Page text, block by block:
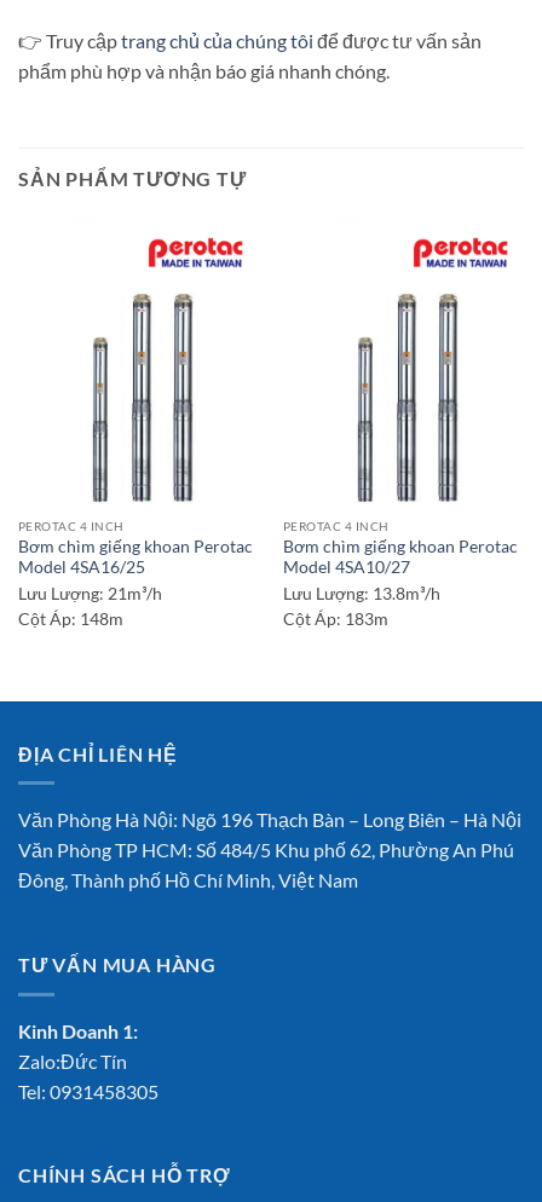
👉 Truy cậptrang chủ của chúng tôi để được tư vấn sản
phẩm phù hợp và nhận báo giá nhanh chóng.
SẢN PHẨM TƯƠNG TỰ
PEROTAC 4 INCH
Bơm chìm giếng khoan Perotac
Model 4SA16/25
Lưu Lượng: 21m³/h
Cột Áp: 148m
PEROTAC 4 INCH
Bơm chìm giếng khoan Perotac
Model 4SA10/27
Lưu Lượng: 13.8m³/h
Cột Áp: 183m
ĐỊA CHỈ LIÊN HỆ
Văn Phòng Hà Nội: Ngõ 196 Thạch Bàn – Long Biên – Hà Nội
Văn Phòng TP HCM: Số 484/5 Khu phố 62, Phường An Phú
Đông, Thành phố Hồ Chí Minh, Việt Nam
TƯ VẤN MUA HÀNG
Kinh Doanh 1:
Zalo:Đức Tín
Tel: 0931458305
CHÍNH SÁCH HỖ TRỢ